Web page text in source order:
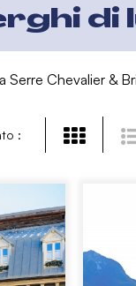
di
Serre Chevalier &
: